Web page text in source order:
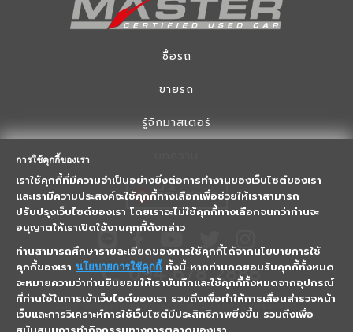
ซื้อรถ
ขายรถ
รู้จักมาสเตอร์
ที่ตั้งสาขา
094 678 2888
2018 © Masterusedcar.com, All rights reserved.
การใช้คุกกี้ของเรา
เราใช้คุกกี้ที่มีความจำเป็นอย่างยิ่งต่อการทำงานของเว็บไซต์ของเรา
และเรามีความประสงค์จะใช้คุกกี้ทางเลือกเพื่อช่วยให้เราสามารถ
ปรับปรุงเว็บไซต์ของเรา โดยเราจะไม่ใช้คุกกี้ทางเลือกจนกว่าท่านจะ
อนุญาตให้เราเปิดใช้งานคุกกี้ดังกล่าว
ท่านสามารถศึกษารายละเอียดของการใช้คุกกี้ได้จากนโยบายการใช้
คุกกี้ของเรา นโยบายการใช้คุกกี้ ทั้งนี้ หากท่านกดยอมรับคุกกี้ทั้งหมด
จะหมายความว่าท่านยินยอมให้เราบันทึกและใช้คุกกี้ทั้งหมดจากอุปกรณ์
ที่ท่านใช้ในการเข้าเว็บไซต์ของเรา รวมถึงเพื่อทำให้การเลื่อนสำรวจหน้า
เว็บและการวิเคราะห์การใช้เว็บไซต์มีประสิทธิภาพยิ่งขึ้น รวมถึงเพื่อ